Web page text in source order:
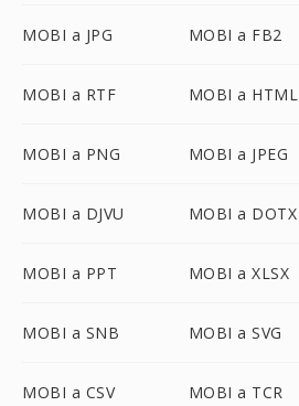
MOBI a JPG MOBI a FB2
MOBI a RTF MOBI a HTML
MOBI a PNG MOBI a JPEG
MOBI a DJVU MOBI a DOTX
MOBI a PPT MOBI a XLSX
MOBI a SNB MOBI a SVG
MOBI a CSV MOBI a TCR